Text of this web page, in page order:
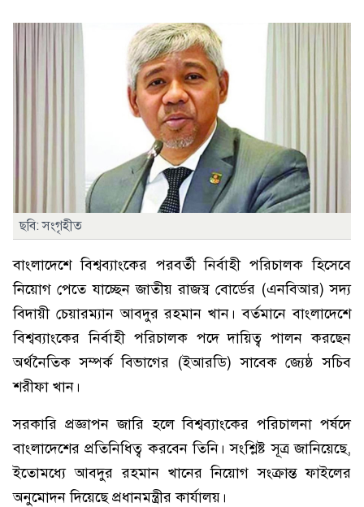
ছবি: সংগৃহীত
বাংলাদেশে বিশ্বব্যাংকের পরবর্তী নির্বাহী পরিচালক হিসেবে
নিয়োগ পেতে যাচ্ছেন জাতীয় রাজস্ব বোর্ডের (এনবিআর) সদ্য
বিদায়ী চেয়ারম্যান আবদুর রহমান খান। বর্তমানে বাংলাদেশে
বিশ্বব্যাংকের নির্বাহী পরিচালক পদে দায়িত্ব পালন করছেন
অর্থনৈতিক সম্পর্ক বিভাগের (ইআরডি) সাবেক জ্যেষ্ঠ সচিব
শরীফা খান।
সরকারি প্রজ্ঞাপন জারি হলে বিশ্বব্যাংকের পরিচালনা পর্ষদে
বাংলাদেশের প্রতিনিধিত্ব করবেন তিনি। সংশ্লিষ্ট সূত্র জানিয়েছে,
ইতোমধ্যে আবদুর রহমান খানের নিয়োগ সংক্রান্ত ফাইলের
অনুমোদন দিয়েছে প্রধানমন্ত্রীর কার্যালয়।